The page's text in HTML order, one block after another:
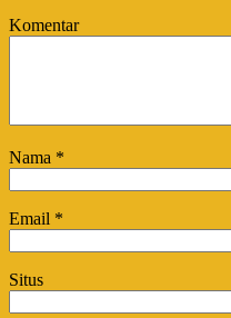
Komentar
Nama *
Email *
Situs